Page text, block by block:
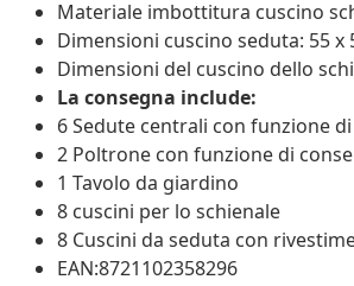
Materiale imbottitura cuscino
Dimensioni cuscino seduta: 55 x
Dimensioni del cuscino dello
La consegna include:
6 Sedute centrali con funzione
2 Poltrone con funzione di
1 Tavolo da giardino
8 cuscini per lo schienale
8 Cuscini da seduta con
EAN:8721102358296